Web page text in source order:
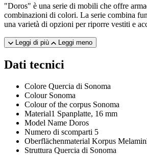
"Doros" è una serie di mobili che offre
combinazioni di colori. La serie combina
una varietà di opzioni per riporre vestiti e
Leggi di più Leggi meno
Dati tecnici
Colore Quercia di Sonoma
Colour Sonoma
Colour of the corpus Sonoma
Material1 Spanplatte, 16 mm
Model Name Doros
Numero di scomparti 5
Oberflächenmaterial Korpus
Struttura Quercia di Sonoma